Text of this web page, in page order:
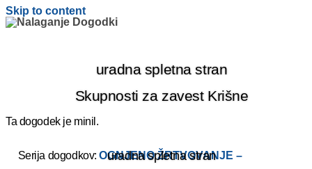
Skip to content
uradna spletna stran
Skupnosti za zavest Krišne
uradna spletna stran
Ta dogodek je minil.
Serija dogodkov:OGNJENO ŽRTVOVANJE –